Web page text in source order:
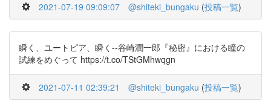
2021-07-19 09:09:07 @shiteki_bungaku (投稿一覧)
瞬く、ユートピア、瞬く--谷崎潤一郎『秘密』における瞳の
試練をめぐって https://t.co/TStGMhwqgn
2021-07-11 02:39:21 @shiteki_bungaku (投稿一覧)